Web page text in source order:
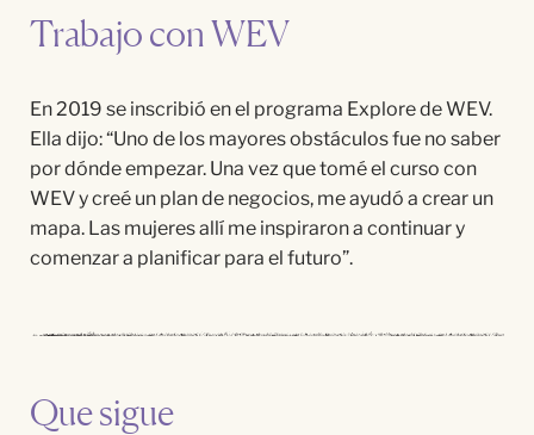
Trabajo con WEV
En 2019 se inscribió en el programa Explore de WEV.
Ella dijo:“Uno de los mayoresobstáculos fue no saber
por dónde empezar. Una vez quetoméel curso con
WEV ycreé un plan de negocios, meayudó a crear un
mapa. Las mujeresallí me inspiraron a continuar y
comenzar a planificar para el futuro”.
Que sigue